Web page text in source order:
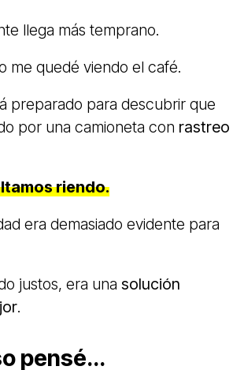
llega más temprano.
me quedé viendo el café.
preparado para descubrir que
por una camioneta con rastreo
riendo.
era demasiado evidente para
justos, era una solución
.
pensé...